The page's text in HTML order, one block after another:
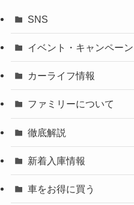
SNS
イベント・キャンペーン
カーライフ情報
ファミリーについて
徹底解説
新着入庫情報
車をお得に買う